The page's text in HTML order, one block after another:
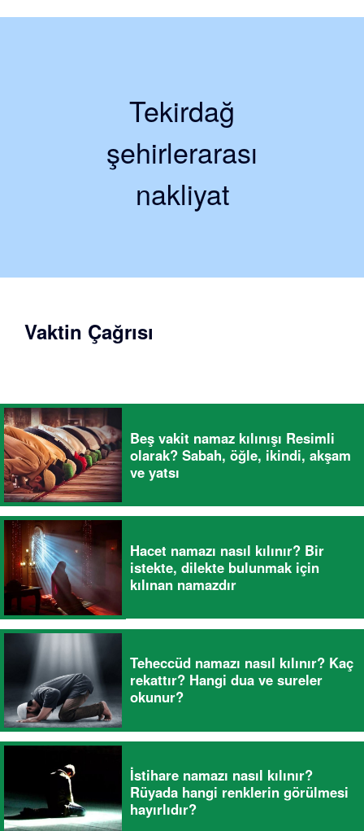
Tekirdağ
şehirlerarası
nakliyat
Vaktin Çağrısı
Beş vakit namaz kılınışı Resimli
olarak? Sabah, öğle, ikindi, akşam
ve yatsı
Hacet namazı nasıl kılınır? Bir
istekte, dilekte bulunmak için
kılınan namazdır
Teheccüd namazı nasıl kılınır? Kaç
rekattır? Hangi dua ve sureler
okunur?
İstihare namazı nasıl kılınır?
Rüyada hangi renklerin görülmesi
hayırlıdır?